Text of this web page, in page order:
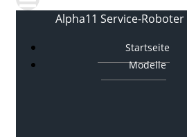
Alpha11 Service-Roboter
Startseite
Modelle